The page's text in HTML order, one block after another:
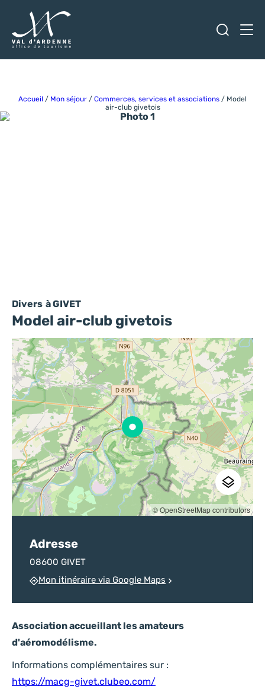
Accueil / Mon séjour / Commerces, services et associations / Model
air-club givetois
Divers à GIVET
Model air-club givetois
Photo 1
Association accueillant les amateurs
d'aéromodélisme.
Informations complémentaires sur :
https://macg-givet.clubeo.com/
© OpenStreetMap contributors
Adresse
08600 GIVET
Mon itinéraire via Google Maps